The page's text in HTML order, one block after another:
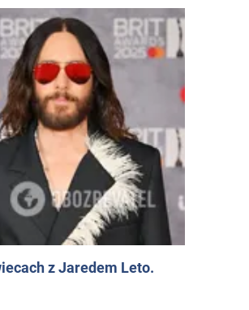
z Jaredem Leto.